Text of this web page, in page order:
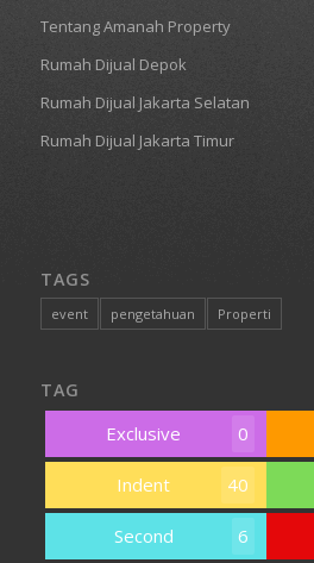
Tentang Amanah Property
Rumah Dijual Depok
Rumah Dijual Jakarta Selatan
Rumah Dijual Jakarta Timur
TAGS
event pengetahuan Properti
TAG
Exclusive 0
Indent 40
Second 6